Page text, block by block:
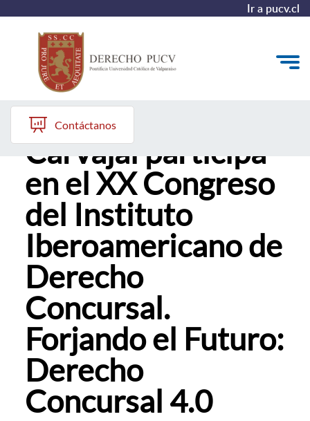
Ir a pucv.cl
Quiénes somos
Estudiantes y Admisión
Postgrados y Formación Continua
Investigación y Biblioteca
Vinculación con el Medio y Alumni
Contáctanos
Profesora Lorena
Carvajal participa
en el XX Congreso
del Instituto
Iberoamericano de
Derecho
Concursal.
Forjando el Futuro:
Derecho
Concursal 4.0